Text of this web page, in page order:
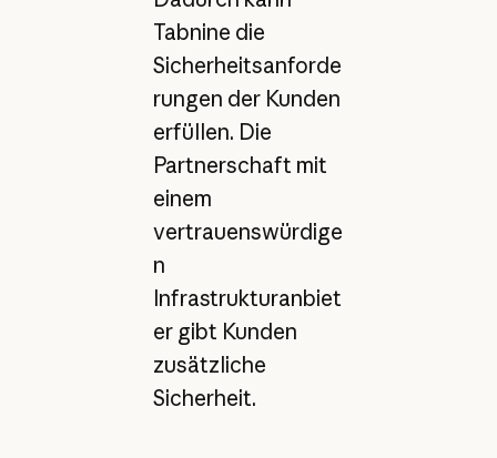
Tabnine die
Sicherheitsanforde
rungen der Kunden
erfüllen. Die
Partnerschaft mit
einem
vertrauenswürdige
n
Infrastrukturanbiet
er gibt Kunden
zusätzliche
Sicherheit.